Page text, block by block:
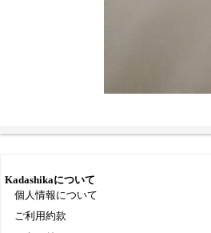
Kadashikaについて
個人情報について
ご利用約款